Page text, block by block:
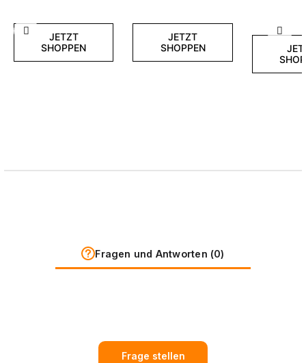
ZurückJETZT
SHOPPEN
JETZT
SHOPPEN
Fragen und Antworten (0)
Frage stellen